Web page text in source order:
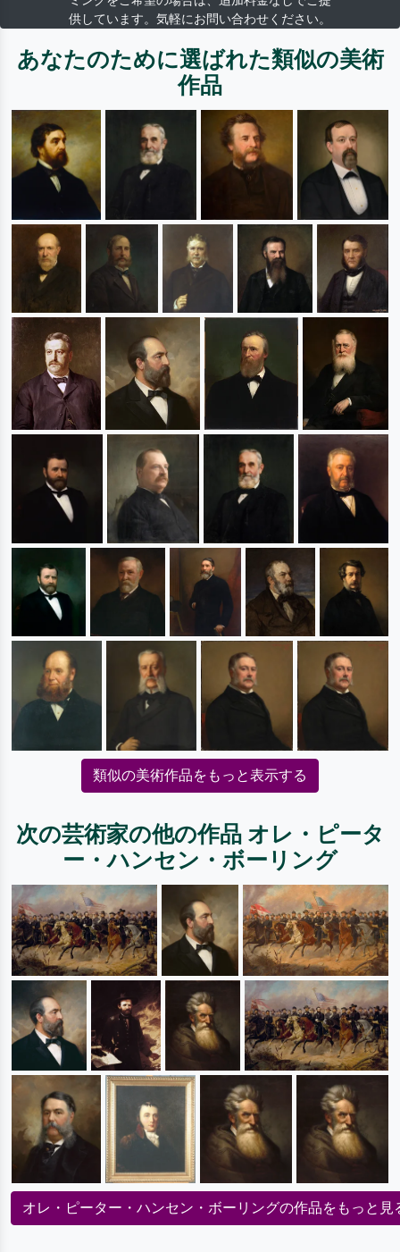
供しています。気軽にお問い合わせください。
あなたのために選ばれた類似の美術
作品
類似の美術作品をもっと表示する
次の芸術家の他の作品 オレ・ピータ
ー・ハンセン・ボーリング
オレ・ピーター・ハンセン・ボーリングの作品をもっと見